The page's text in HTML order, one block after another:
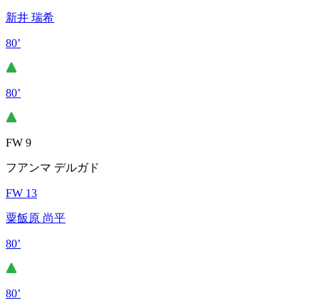
新井 瑞希
80’
80’
FW 9
フアンマ デルガド
FW 13
粟飯原 尚平
80’
80’